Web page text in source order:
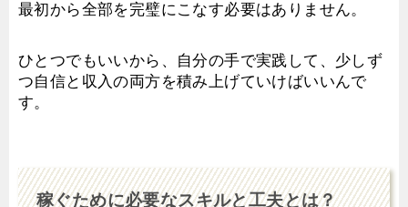
最初から全部を完璧にこなす必要はありません。
ひとつでもいいから、自分の手で実践して、少しず
つ自信と収入の両方を積み上げていけばいいんで
す。
稼ぐために必要なスキルと工夫とは？